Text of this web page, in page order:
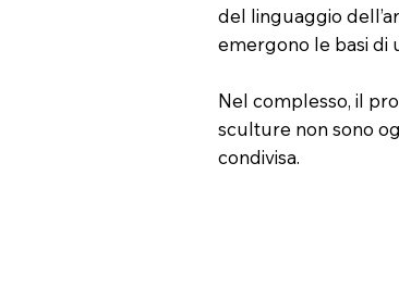
del linguaggio
emergono le basi di
Nel complesso, il
sculture non sono
condivisa.